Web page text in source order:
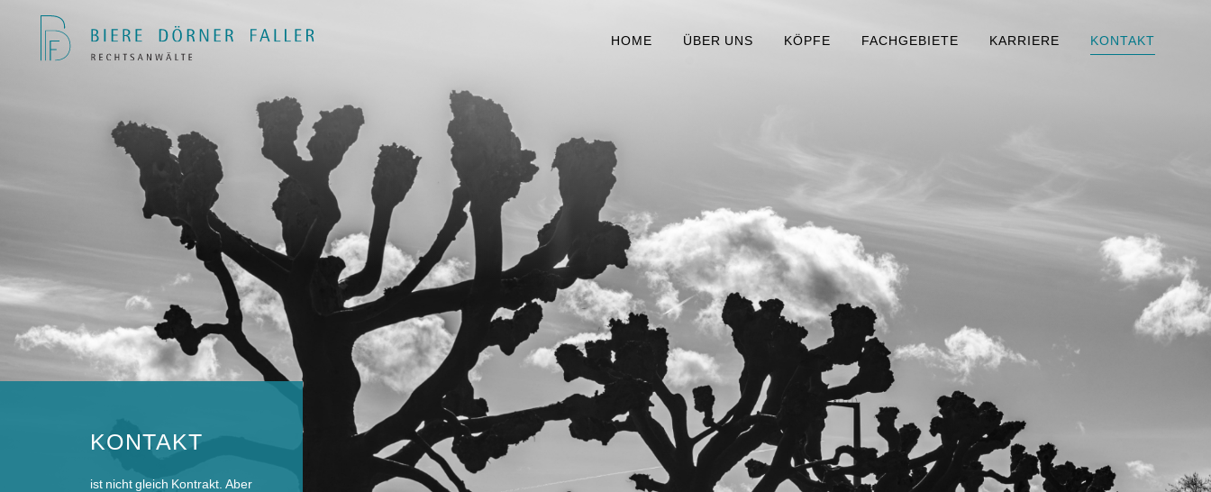
HOME ÜBER UNS KÖPFE FACHGEBIETE KARRIERE KONTAKT
KONTAKT
ist nicht gleich Kontrakt. Aber